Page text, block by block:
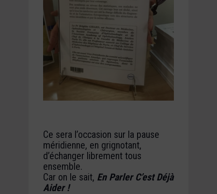
Ce sera l’occasion sur la pause
méridienne, en grignotant,
d’échanger librement tous
ensemble.
Car on le sait, En Parler C’est Déjà
Aider !